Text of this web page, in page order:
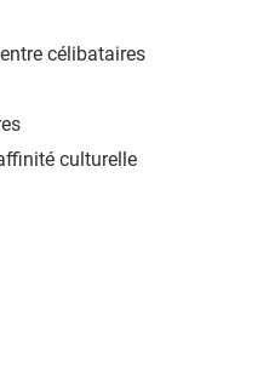
célibataires
culturelle